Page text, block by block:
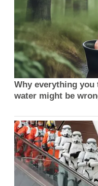
Why everything
water might be